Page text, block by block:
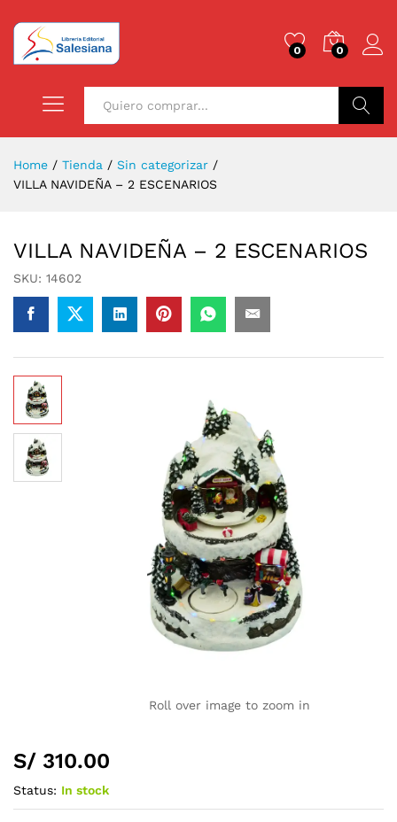
0 0
Home / Tienda / Sin categorizar /
VILLA NAVIDEÑA – 2 ESCENARIOS
VILLA NAVIDEÑA – 2 ESCENARIOS
SKU: 14602
Roll over image to zoom in
S/ 310.00
Status: In stock